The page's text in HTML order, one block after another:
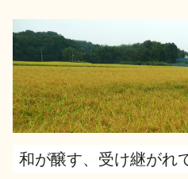
蔵元紀行
和が醸す、受け継がれ